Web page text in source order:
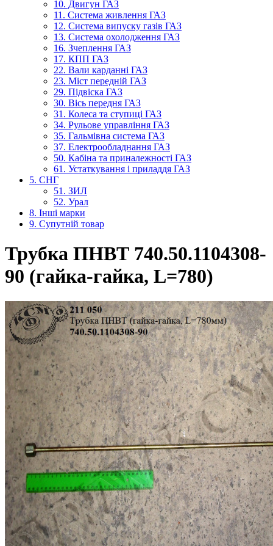
10. Двигун ГАЗ
11. Система живлення ГАЗ
12. Система випуску газів ГАЗ
13. Система охолодження ГАЗ
16. Зчеплення ГАЗ
17. КПП ГАЗ
22. Вали карданні ГАЗ
23. Міст передній ГАЗ
29. Підвіска ГАЗ
30. Вісь передня ГАЗ
31. Колеса та ступиці ГАЗ
34. Рульове управління ГАЗ
35. Гальмівна система ГАЗ
37. Електрообладнання ГАЗ
50. Кабіна та приналежності ГАЗ
61. Устаткування і приладдя ГАЗ
5. СНГ
51. ЗИЛ
52. Урал
8. Інші марки
9. Супутній товар
Трубка ПНВТ 740.50.1104308-
90 (гайка-гайка, L=780)